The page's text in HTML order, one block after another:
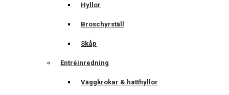
Hyllor
Broschyrställ
Skåp
Entréinredning
Väggkrokar & hatthyllor